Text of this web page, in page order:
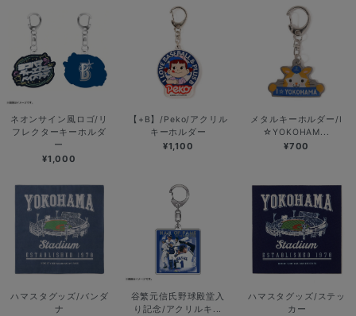
ネオンサイン風ロゴ/リ
フレクターキーホルダ
ー
¥1,000
【+B】/Peko/アクリル
キーホルダー
¥1,100
メタルキーホルダー/I
☆YOKOHAM...
¥700
ハマスタグッズ/バンダ
ナ
谷繁元信氏野球殿堂入
り記念/アクリルキ...
ハマスタグッズ/ステッ
カー